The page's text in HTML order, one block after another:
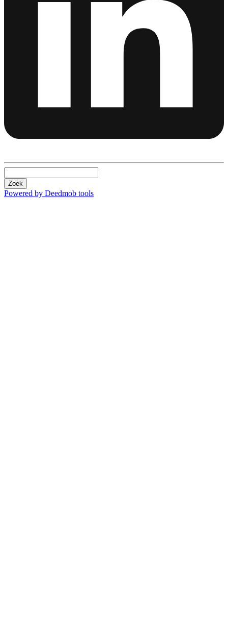
Zoek
Powered by Deedmob tools